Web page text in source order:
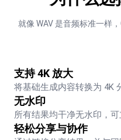
就像 WAV 是音频标准一样
支持 4K 放大
将基础生成内容转换为 4K
无水印
所有结果均干净无水印，可
轻松分享与协作